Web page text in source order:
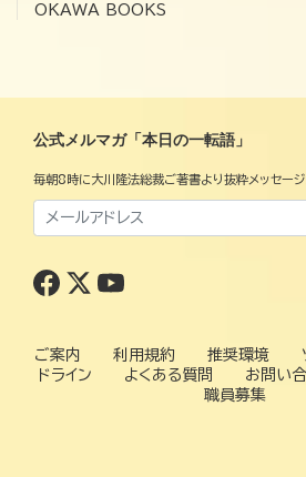
OKAWA BOOKS
公式メルマガ「本日の一転語」
毎朝8時に大川隆法総裁ご著書より抜粋メッセー
ご案内 利用規約 推奨環境
ドライン
よくある質問 お問い
職員募集